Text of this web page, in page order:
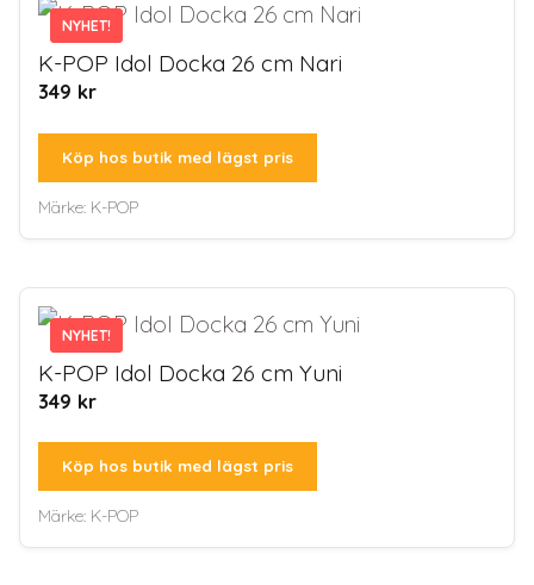
NYHET!
NYHET!
K-POP Idol Docka 26 cm Nari
349 kr
Köp hos butik med lägst pris
Märke: K-POP
NYHET!
NYHET!
K-POP Idol Docka 26 cm Yuni
349 kr
Köp hos butik med lägst pris
Märke: K-POP